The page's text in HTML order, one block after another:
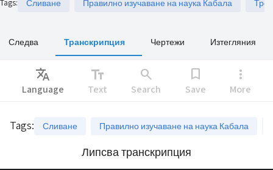
Tags: Сливане Правилно изучаване на наука Кабала
Следва Транскрипция Чертежи Изтегляния
Translate
Language
text_fields
Text
search
Search
bookmark
Save
more_vert
More
Tags: Сливане Правилно изучаване на наука Кабала
Липсва транскрипция